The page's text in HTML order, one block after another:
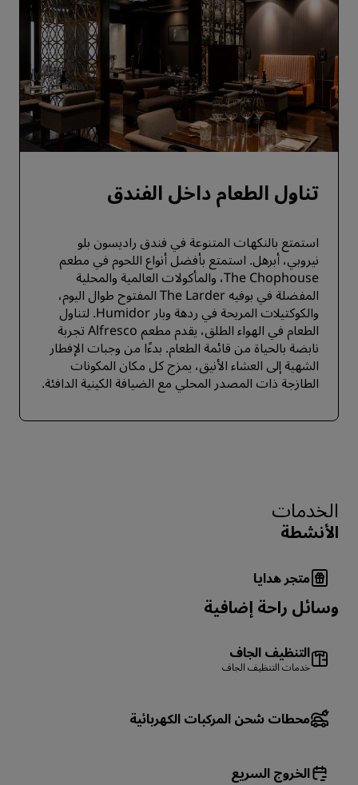
تناول الطعام داخل الفندق
استمتع بالنكهات المتنوعة في فندق راديسون بلو
نيروبي، أبرهل. استمتع بأفضل أنواع اللحوم في مطعم
The Chophouse، والمأكولات العالمية والمحلية
المفضلة في بوفيه The Larder المفتوح طوال اليوم،
والكوكتيلات المريحة في ردهة وبار Humidor. لتناول
الطعام في الهواء الطلق، يقدم مطعم Alfresco تجربة
نابضة بالحياة من قائمة الطعام. بدءًا من وجبات الإفطار
الشهية إلى العشاء الأنيق، يمزج كل مكان المكونات
الطازجة ذات المصدر المحلي مع الضيافة الكينية الدافئة.
الخدمات
الأنشطة
متجر هدايا
وسائل راحة إضافية
التنظيف الجاف
خدمات التنظيف الجاف
محطات شحن المركبات الكهربائية
الخروج السريع